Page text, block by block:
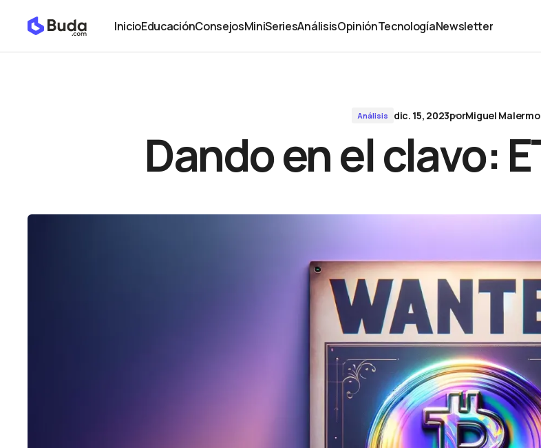
InicioEducaciónConsejosMiniSeriesAnálisisOpiniónTecnologíaNewsletter
Análisis Dando en el clavo: ETF de Bitcoin
Análisis dic. 15, 2023porMiguel
Dando en el clavo: